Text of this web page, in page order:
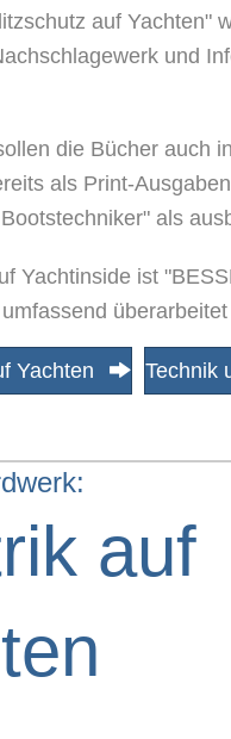
auf Yachten"
und
die Bücher auch
als Print-
als
Yachtinside ist
Yachten Technik
auf